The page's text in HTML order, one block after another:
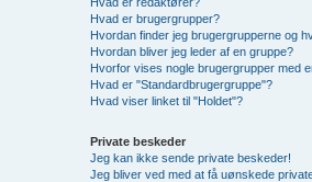
Hvad er brugergrupper?
Hvordan finder jeg brugergrupperne og
Hvordan bliver jeg leder af en gruppe?
Hvorfor vises nogle brugergrupper med
Hvad er "Standardbrugergruppe"?
Hvad viser linket til "Holdet"?
Private beskeder
Jeg kan ikke sende private beskeder!
Jeg bliver ved med at få uønskede